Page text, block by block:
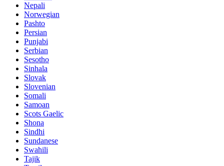
Nepali
Norwegian
Pashto
Persian
Punjabi
Serbian
Sesotho
Sinhala
Slovak
Slovenian
Somali
Samoan
Scots Gaelic
Shona
Sindhi
Sundanese
Swahili
Tajik